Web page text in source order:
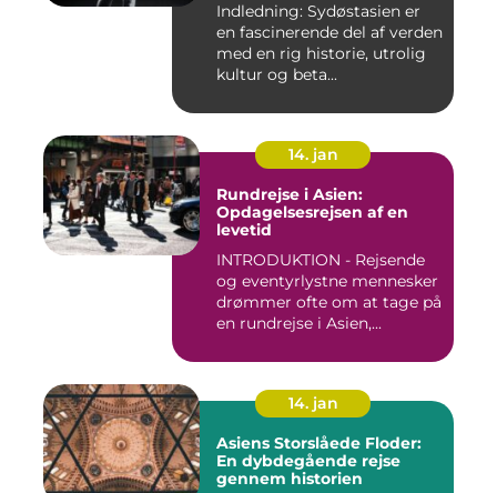
Indledning: Sydøstasien er
en fascinerende del af verden
med en rig historie, utrolig
kultur og beta...
14. jan
Rundrejse i Asien:
Opdagelsesrejsen af en
levetid
INTRODUKTION - Rejsende
og eventyrlystne mennesker
drømmer ofte om at tage på
en rundrejse i Asien,...
14. jan
Asiens Storslåede Floder:
En dybdegående rejse
gennem historien